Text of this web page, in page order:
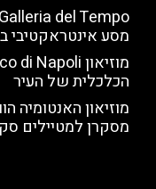
מסע אינטראקטיבי
הכלכלית של העיר
מוזיאון האנטומיה
מסקרן למטיילים